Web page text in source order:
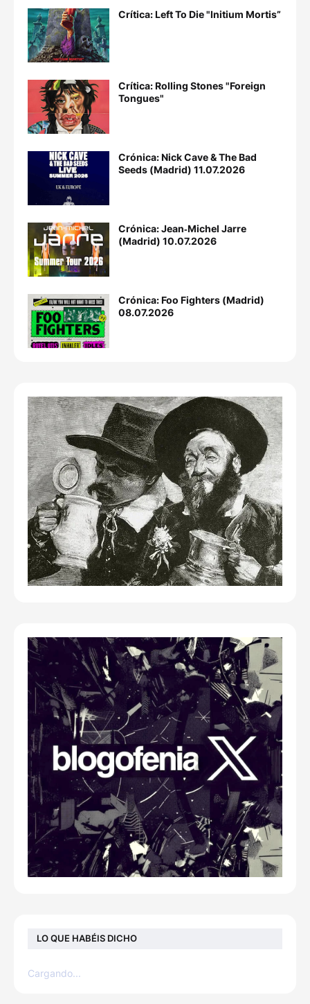
Crítica: Left To Die "Initium Mortis”
Crítica: Rolling Stones "Foreign
Tongues"
Crónica: Nick Cave & The Bad
Seeds (Madrid) 11.07.2026
Crónica: Jean‐Michel Jarre
(Madrid) 10.07.2026
Crónica: Foo Fighters (Madrid)
08.07.2026
LO QUE HABÉIS DICHO
Cargando...